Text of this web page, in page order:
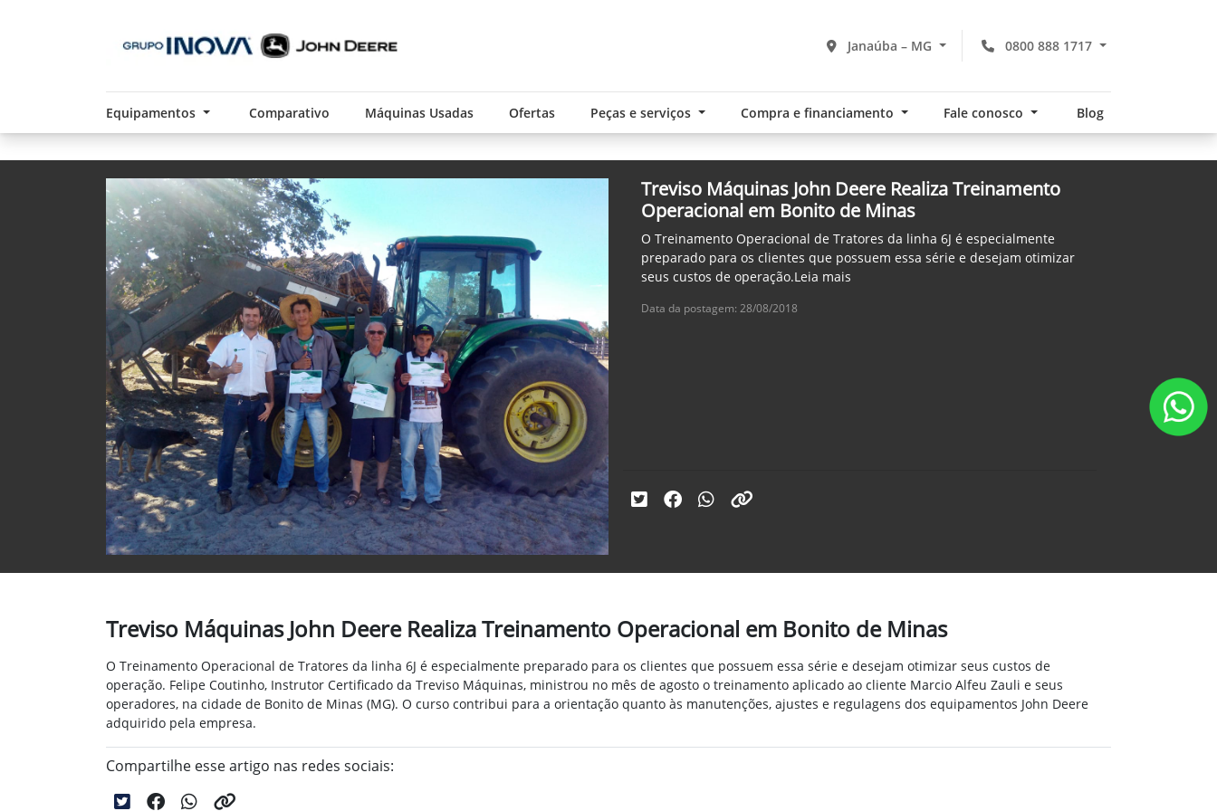
0800 888 1717
Janaúba – MG
Equipamentos Comparativo Máquinas Usadas Ofertas Peças e serviços Compra e financiamento Fale conosco Blog
Treviso Máquinas John Deere Realiza Treinamento
Operacional em Bonito de Minas
O Treinamento Operacional de Tratores da linha 6J é especialmente
preparado para os clientes que possuem essa série e desejam otimizar
seus custos de operação.Leia mais
Data da postagem: 28/08/2018
Treviso Máquinas John Deere Realiza Treinamento Operacional em Bonito de Minas
O Treinamento Operacional de Tratores da linha 6J é especialmente preparado para os clientes que possuem essa série e desejam otimizar seus custos de
operação. Felipe Coutinho, Instrutor Certificado da Treviso Máquinas, ministrou no mês de agosto o treinamento aplicado ao cliente Marcio Alfeu Zauli e seus
operadores, na cidade de Bonito de Minas (MG). O curso contribui para a orientação quanto às manutenções, ajustes e regulagens dos equipamentos John Deere
adquirido pela empresa.
Compartilhe esse artigo nas redes sociais: